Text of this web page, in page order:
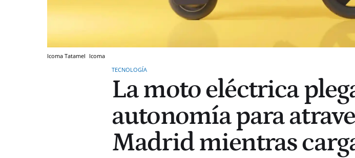
Icoma Tatamel Icoma
TECNOLOGÍA
La moto eléctrica
autonomía para
Madrid mientras